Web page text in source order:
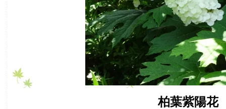
柏葉紫陽花